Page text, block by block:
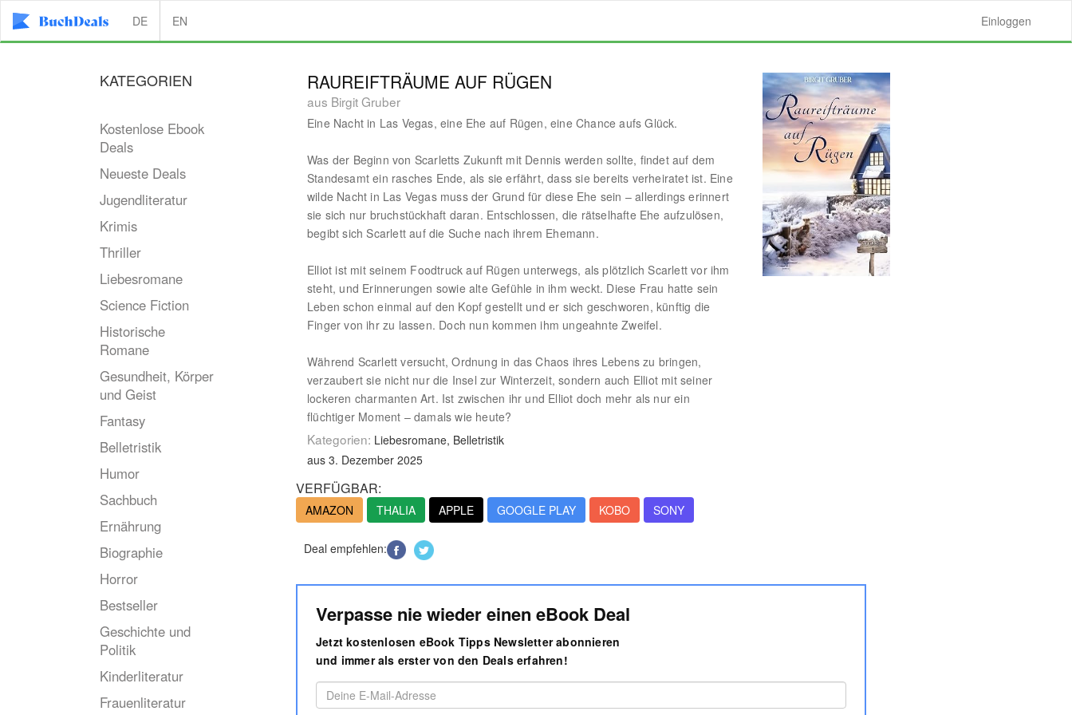
DE EN Einloggen
KATEGORIEN
Kostenlose Ebook
Deals
Neueste Deals
Jugendliteratur
Krimis
Thriller
Liebesromane
Science Fiction
Historische
Romane
Gesundheit, Körper
und Geist
Fantasy
Belletristik
Humor
Sachbuch
Ernährung
Biographie
Horror
Bestseller
Geschichte und
Politik
Kinderliteratur
Frauenliteratur
RAUREIFTRÄUME AUF RÜGEN
aus Birgit Gruber
Eine Nacht in Las Vegas, eine Ehe auf Rügen, eine Chance aufs Glück.
Was der Beginn von Scarletts Zukunft mit Dennis werden sollte, findet auf dem
Standesamt ein rasches Ende, als sie erfährt, dass sie bereits verheiratet ist. Eine
wilde Nacht in Las Vegas muss der Grund für diese Ehe sein – allerdings erinnert
sie sich nur bruchstückhaft daran. Entschlossen, die rätselhafte Ehe aufzulösen,
begibt sich Scarlett auf die Suche nach ihrem Ehemann.
Elliot ist mit seinem Foodtruck auf Rügen unterwegs, als plötzlich Scarlett vor ihm
steht, und Erinnerungen sowie alte Gefühle in ihm weckt. Diese Frau hatte sein
Leben schon einmal auf den Kopf gestellt und er sich geschworen, künftig die
Finger von ihr zu lassen. Doch nun kommen ihm ungeahnte Zweifel.
Während Scarlett versucht, Ordnung in das Chaos ihres Lebens zu bringen,
verzaubert sie nicht nur die Insel zur Winterzeit, sondern auch Elliot mit seiner
lockeren charmanten Art. Ist zwischen ihr und Elliot doch mehr als nur ein
flüchtiger Moment – damals wie heute?
Kategorien: Liebesromane, Belletristik
aus 3. Dezember 2025
VERFÜGBAR:
AMAZON THALIA APPLE GOOGLE PLAY KOBO SONY
Deal empfehlen:
Verpasse nie wieder einen eBook Deal
Jetzt kostenlosen eBook Tipps Newsletter abonnieren
und immer als erster von den Deals erfahren!